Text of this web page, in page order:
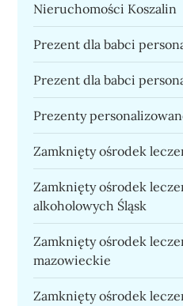
Nieruchomości Koszalin
Prezent dla babci
Prezent dla babci
Prezenty
Zamknięty ośrodek
Zamknięty ośrodek
alkoholowych Śląsk
Zamknięty ośrodek
mazowieckie
Zamknięty ośrodek